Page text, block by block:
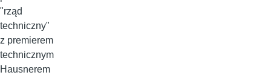
"rząd
techniczny"
z premierem
technicznym
Hausnerem